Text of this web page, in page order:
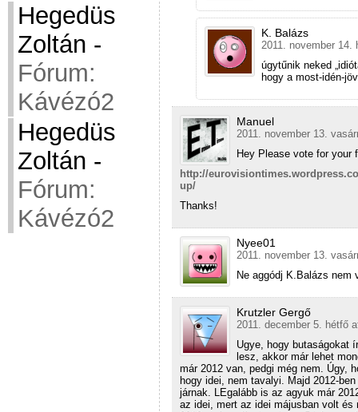
Hegedüs
Zoltán -
Fórum:
Kávézó2
Hegedüs
Zoltán -
Fórum:
Kávézó2
K. Balázs
2011. november 14.
úgytűnik neked
hogy a most-idén-
Manuel
2011. november 13.
Hey Please vote for your
http://
up/
Thanks!
Nyee01
2011. november 13.
Ne aggódj K.Balázs
Krutzler Gergő
2011. december 5. hétfő
Ugye, hogy butaságokat
lesz, akkor már lehet
már 2012 van, pedgi még nem. Úgy,
hogy idei, nem tavalyi. Majd 2012-
járnak. LEgalább is az agyuk már
az idei, mert az idei májusban volt